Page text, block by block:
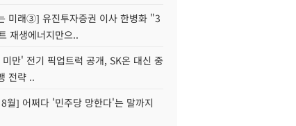
미래③] 유진투자증권 이사 한병화 "3
재생에너지만으..
만' 전기 픽업트럭 공개, SK온 대신 중
전략 ..
월] 어쩌다 '민주당 망한다'는 말까지